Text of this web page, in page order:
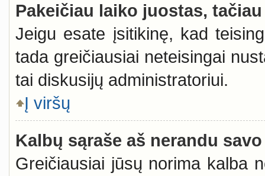
Pakeičiau laiko juostas,
Jeigu esate įsitikinę, kad
tada greičiausiai neteisingai
tai diskusijų administratoriui.
Į viršų
Kalbų sąraše aš nerandu
Greičiausiai jūsų norima kalba